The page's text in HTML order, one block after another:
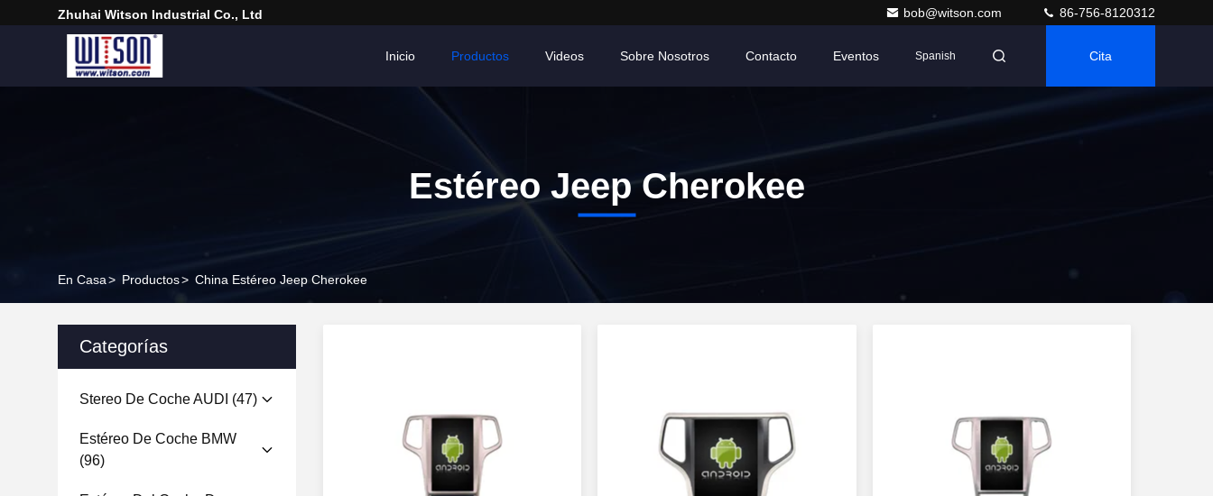
Zhuhai Witson Industrial Co., Ltd bob@witson.com 86-756-8120312
Inicio Productos Videos Sobre Nosotros Contacto Eventos Spanish Cita
Estéreo Jeep Cherokee
En Casa> Productos> China Estéreo Jeep Cherokee
Categorías
Stereo De Coche AUDI (47)
Estéreo De Coche BMW
(96)